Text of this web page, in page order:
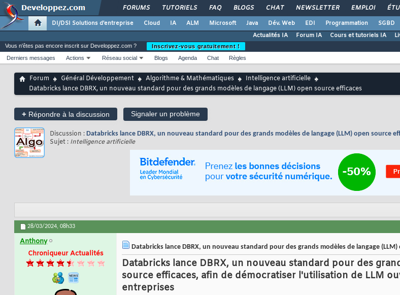
FORUMS TUTORIELS FAQ BLOGS CHAT NEWSLETTER EMPLOI
DI/DSI Solutions d'entreprise Cloud IA ALM Microsoft Java Dév. Web EDI Programmation SGBD
Actualités IA
Forum IA Cours et tutoriels IA
Vous n'êtes pas encore inscrit sur Developpez.com ?
Inscrivez-vous gratuitement !
Derniers messages
Actions Réseau social Blogs Agenda Chat Règles
Forum Général Développement Algorithme & Mathématiques
Intelligence artificielle
Databricks lance DBRX, un nouveau standard pour des grands modèles de langage (LLM) open source efficaces
+ Répondre à la discussion Signaler un problème
Discussion : Databricks lance DBRX, un nouveau standard pour des grands modèles de langage (LLM) open source
Sujet : Intelligence artificielle
28/03/2024, 08h33
Anthony
Chroniqueur Actualités
Databricks lance DBRX, un nouveau standard pour des grands modèles de langage
Databricks lance DBRX, un nouveau standard pour des
source efficaces, afin de démocratiser l'utilisation de LLM
entreprises